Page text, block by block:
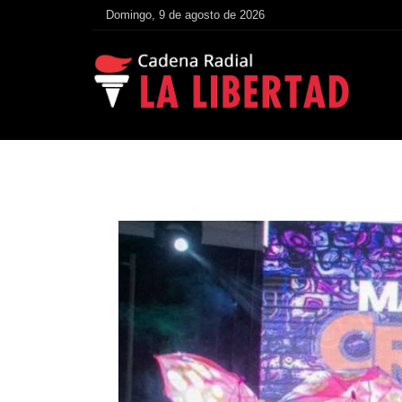
Domingo, 9 de agosto de 2026